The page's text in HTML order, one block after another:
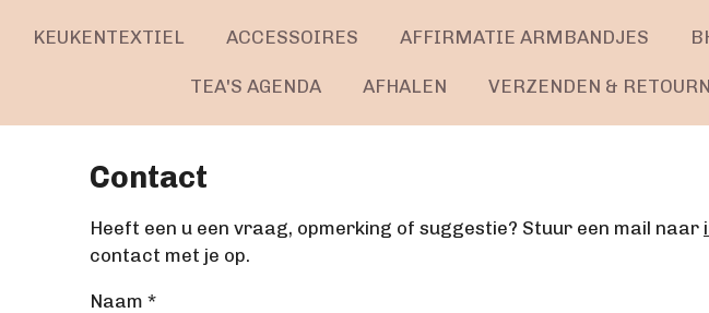
KEUKENTEXTIEL ACCESSOIRES AFFIRMATIE ARMBANDJES
TEA'S AGENDA AFHALEN VERZENDEN &
Contact
Heeft een u een vraag, opmerking of suggestie? Stuur een mail naar
contact met je op.
Naam *